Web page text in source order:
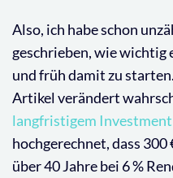
Also, ich habe schon
geschrieben, wie wichtig
und früh damit zu
Artikel verändert
langfristigem Investment
hochgerechnet, dass
über 40 Jahre bei 6 %